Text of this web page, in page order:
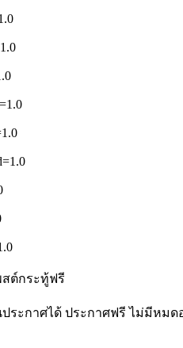
ต์กระทู้ฟรี
ะกาศได้ ประกาศฟรี ไม่มีหมด